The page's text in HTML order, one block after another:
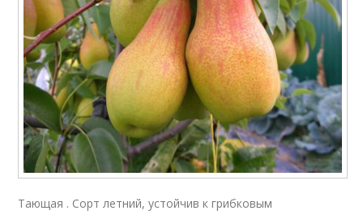
Тающая . Сорт летний, устойчив к грибковым